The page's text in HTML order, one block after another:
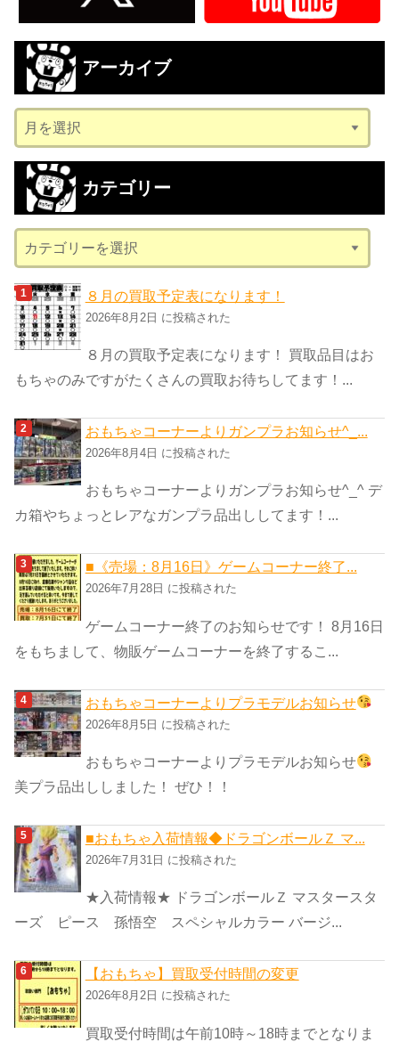
アーカイブ
ー
カ
ブ
カテゴリー
テ
ゴ
リ
ー
８月の買取予定表になります！
2026年8月2日 に投稿された
８月の買取予定表になります！ 買取品目はお
もちゃのみですがたくさんの買取お待ちしてます！...
おもちゃコーナーよりガンプラお知らせ^_...
2026年8月4日 に投稿された
おもちゃコーナーよりガンプラお知らせ^_^ デ
カ箱やちょっとレアなガンプラ品出ししてます！...
■《売場：8月16日》ゲームコーナー終了...
2026年7月28日 に投稿された
ゲームコーナー終了のお知らせです！ 8月16日
をもちまして、物販ゲームコーナーを終了するこ...
おもちゃコーナーよりプラモデルお知らせ
2026年8月5日 に投稿された
おもちゃコーナーよりプラモデルお知らせ
美プラ品出ししました！ ぜひ！！
■おもちゃ入荷情報◆ドラゴンボールＺ マ...
2026年7月31日 に投稿された
★入荷情報★ ドラゴンボールＺ マスタースタ
ーズ ピース 孫悟空 スペシャルカラー バージ...
【おもちゃ】買取受付時間の変更
2026年8月2日 に投稿された
買取受付時間は午前10時～18時までとなりま